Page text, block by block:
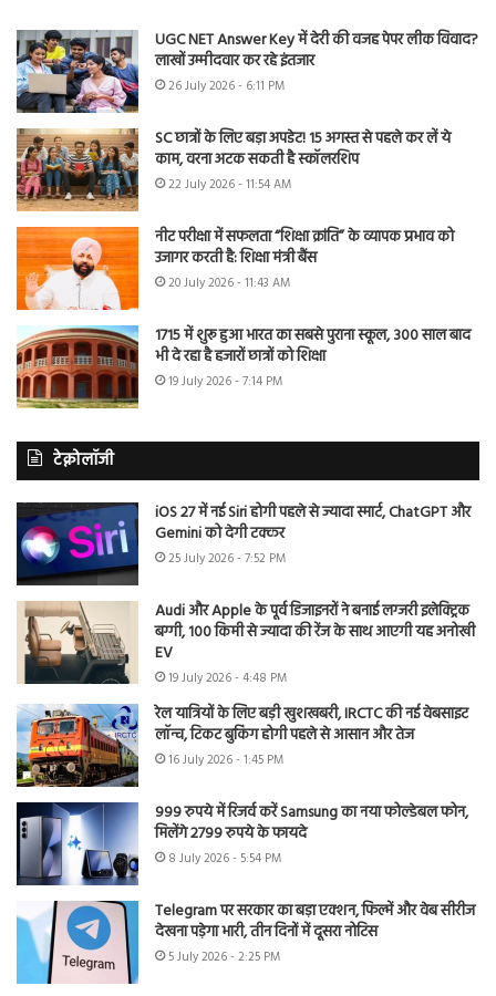
UGC NET Answer Key में देरी की वजह पेपर लीक विवाद?
लाखों उम्मीदवार कर रहे इंतजार
26 July 2026 - 6:11 PM
SC छात्रों के लिए बड़ा अपडेट! 15 अगस्त से पहले कर लें ये
काम, वरना अटक सकती है स्कॉलरशिप
22 July 2026 - 11:54 AM
नीट परीक्षा में सफलता “शिक्षा क्रांति” के व्यापक प्रभाव को
उजागर करती है: शिक्षा मंत्री बैंस
20 July 2026 - 11:43 AM
1715 में शुरू हुआ भारत का सबसे पुराना स्कूल, 300 साल बाद
भी दे रहा है हजारों छात्रों को शिक्षा
19 July 2026 - 7:14 PM
टेक्नोलॉजी
iOS 27 में नई Siri होगी पहले से ज्यादा स्मार्ट, ChatGPT और
Gemini को देगी टक्कर
25 July 2026 - 7:52 PM
Audi और Apple के पूर्व डिजाइनरों ने बनाई लग्जरी इलेक्ट्रिक
बग्गी, 100 किमी से ज्यादा की रेंज के साथ आएगी यह अनोखी
EV
19 July 2026 - 4:48 PM
रेल यात्रियों के लिए बड़ी खुशखबरी, IRCTC की नई वेबसाइट
लॉन्च, टिकट बुकिंग होगी पहले से आसान और तेज
16 July 2026 - 1:45 PM
999 रुपये में रिजर्व करें Samsung का नया फोल्डेबल फोन,
मिलेंगे 2799 रुपये के फायदे
8 July 2026 - 5:54 PM
Telegram पर सरकार का बड़ा एक्शन, फिल्में और वेब सीरीज
देखना पड़ेगा भारी, तीन दिनों में दूसरा नोटिस
5 July 2026 - 2:25 PM